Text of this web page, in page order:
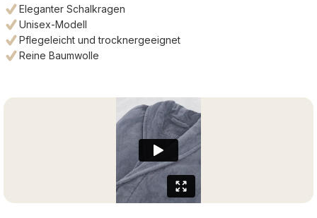
Eleganter Schalkragen
Unisex-Modell
Pflegeleicht und trocknergeeignet
Reine Baumwolle